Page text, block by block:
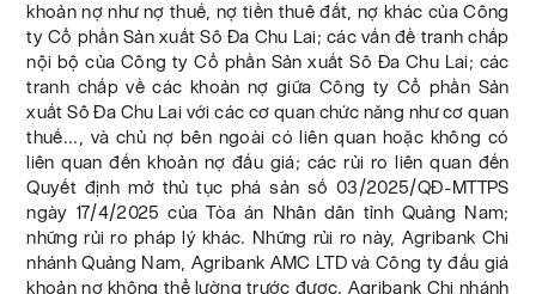
khoản nợ như nợ thuế, nợ tiền thuê đất, nợ khác của Công
ty Cổ phần Sản xuất Sô Đa Chu Lai; các vấn đề tranh chấp
nội bộ của Công ty Cổ phần Sản xuất Sô Đa Chu Lai; các
tranh chấp về các khoản nợ giữa Công ty Cổ phần Sản
xuất Sô Đa Chu Lai với các cơ quan chức năng như cơ quan
thuế..., và chủ nợ bên ngoài có liên quan hoặc không có
liên quan đến khoản nợ đấu giá; các rủi ro liên quan đến
Quyết định mở thủ tục phá sản số 03/2025/QĐ-MTTPS
ngày 17/4/2025 của Tòa án Nhân dân tỉnh Quảng Nam;
những rủi ro pháp lý khác. Những rủi ro này, Agribank Chi
nhánh Quảng Nam, Agribank AMC LTD và Công ty đấu giá
khoản nợ không thể lường trước được. Agribank Chi nhánh